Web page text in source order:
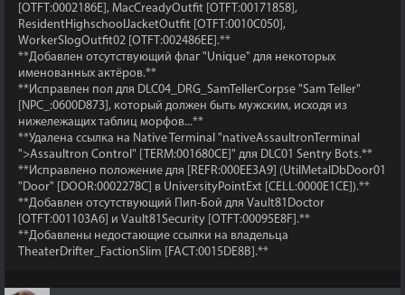
[OTFT:0002186E], MacCreadyOutfit [OTFT:00171858],
ResidentHighschoolJacketOutfit [OTFT:0010C050],
WorkerSlogOutfit02 [OTFT:002486EE].**
**Добавлен отсутствующий флаг "Unique" для некоторых
именованных актёров.**
**Исправлен пол для DLC04_DRG_SamTellerCorpse "Sam Teller"
[NPC_:0600D873], который должен быть мужским, исходя из
нижележащих таблиц морфов...**
**Удалена ссылка на Native Terminal "nativeAssaultronTerminal
">Assaultron Control" [TERM:001680CE]" для DLC01 Sentry Bots.**
**Исправлено положение для [REFR:000EE3A9] (UtilMetalDbDoor01
"Door" [DOOR:0002278C] в UniversityPointExt [CELL:0000E1CE]).**
**Добавлен отсутствующий Пип-Бой для Vault81Doctor
[OTFT:001103A6] и Vault81Security [OTFT:00095E8F].**
**Добавлены недостающие ссылки на владельца
TheaterDrifter_FactionSlim [FACT:0015DE8B].**